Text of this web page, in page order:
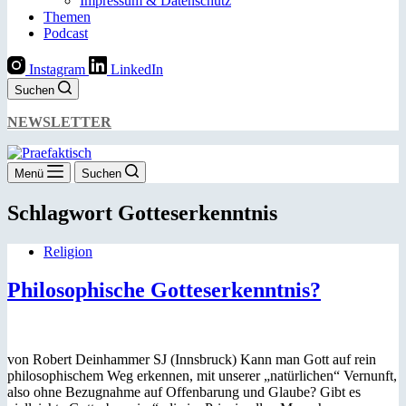
Themen
Podcast
Instagram LinkedIn
Suchen
NEWSLETTER
Menü Suchen
Schlagwort Gotteserkenntnis
Religion
Philosophische Gotteserkenntnis?
von Robert Deinhammer SJ (Innsbruck) Kann man Gott auf rein
philosophischem Weg erkennen, mit unserer „natürlichen“ Vernunft,
also ohne Bezugnahme auf Offenbarung und Glaube? Gibt es